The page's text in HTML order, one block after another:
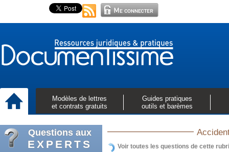
Modèles de lettres
et contrats gratuits
Guides pratiques
outils et barèmes
Questions aux
EXPERTS Voir toutes les questions de cette